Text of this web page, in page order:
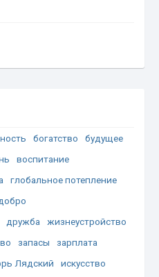
богатство
будущее
воспитание
глобальное потепление
дружба
жизнеустройство
запасы
зарплата
Лядский
искусство